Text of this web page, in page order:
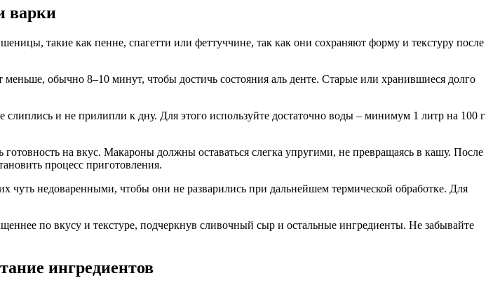
варки
такие как пенне, спагетти или феттуччине, так как они сохраняют форму и текстуру после
обычно 8–10 минут, чтобы достичь состояния аль денте. Старые или хранившиеся долго
и не прилипли к дну. Для этого используйте достаточно воды – минимум 1 литр на 100 г
на вкус. Макароны должны оставаться слегка упругими, не превращаясь в кашу. После
процесс приготовления.
чуть недоваренными, чтобы они не разварились при дальнейшем термической обработке. Для
по вкусу и текстуре, подчеркнув сливочный сыр и остальные ингредиенты. Не забывайте
ингредиентов